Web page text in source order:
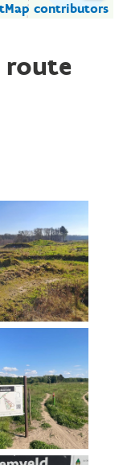
contributors
route